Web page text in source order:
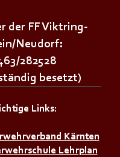
der FF Viktring-
Neudorf:
282528
besetzt)
Links:
Kärnten
Lehrplan